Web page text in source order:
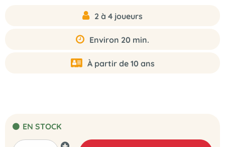
2 à 4 joueurs
Environ 20 min.
À partir de 10 ans
EN STOCK